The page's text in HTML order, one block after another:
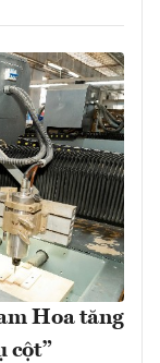
Hoa tăng
cột”